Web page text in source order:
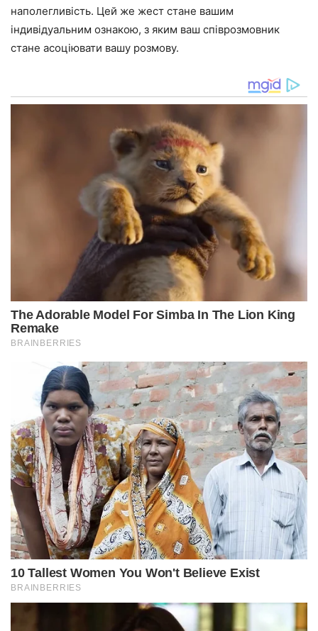
наполегливість. Цей же жест стане вашим
індивідуальним ознакою, з яким ваш співрозмовник
стане асоціювати вашу розмову.